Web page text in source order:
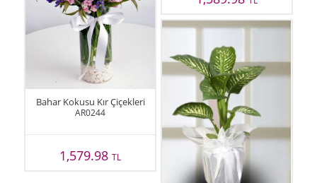
Bahar Kokusu Kır Çiçekleri
AR0244
1,579.98TL